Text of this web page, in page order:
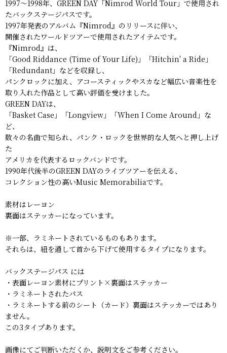
1997〜1998年、GREEN DAY「Nimrod World Tour」で使用され
たバックステージパスです。
1997年発表のアルバム『Nimrod』のリリースに伴い、
開催されたワールドツアーで使用されたアイテムです。
『Nimrod』は、
「Good Riddance (Time of Your Life)」「Hitchin' a Ride」
「Redundant」などを収録し、
パンクロックに加え、アコースティックやスカなど幅広い音楽性を
取り入れた作品として高い評価を受けました。
GREEN DAYは、
「Basket Case」「Longview」「When I Come Around」な
ど、
数々の名曲で知られ、パンク・ロックを世界的な人気へと押し上げ
た
アメリカを代表するロックバンドです。
1990年代後半のGREEN DAYのライブツアーを伝える、
コレクション性の高いMusic Memorabiliaです。
素材はレーヨン
裏面はステッカーになっています。
※一部、ラミネートされているものもあります。
それらは、紐を通して首から下げて使用するタイプになります。
バックステージパス には
・表面レーヨン素材にプリント×裏面はステッカー
・ラミネートされたパス
・ラミネートする前のシート（カード）裏面はステッカーではあり
ません。
この3タイプあります。
画像にてご判断いただくか、説明文をご参考ください。